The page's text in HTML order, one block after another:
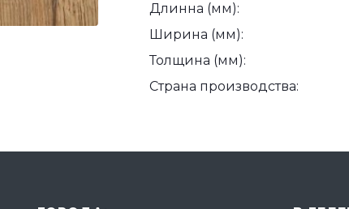
Длинна (мм):
Ширина (мм):
Толщина (мм):
Страна производства: